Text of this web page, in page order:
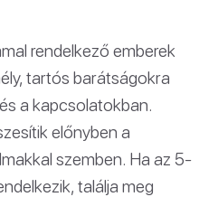
rendelkező emberek
tartós barátságokra
a kapcsolatokban.
előnyben a
szemben. Ha az 5-
találja meg